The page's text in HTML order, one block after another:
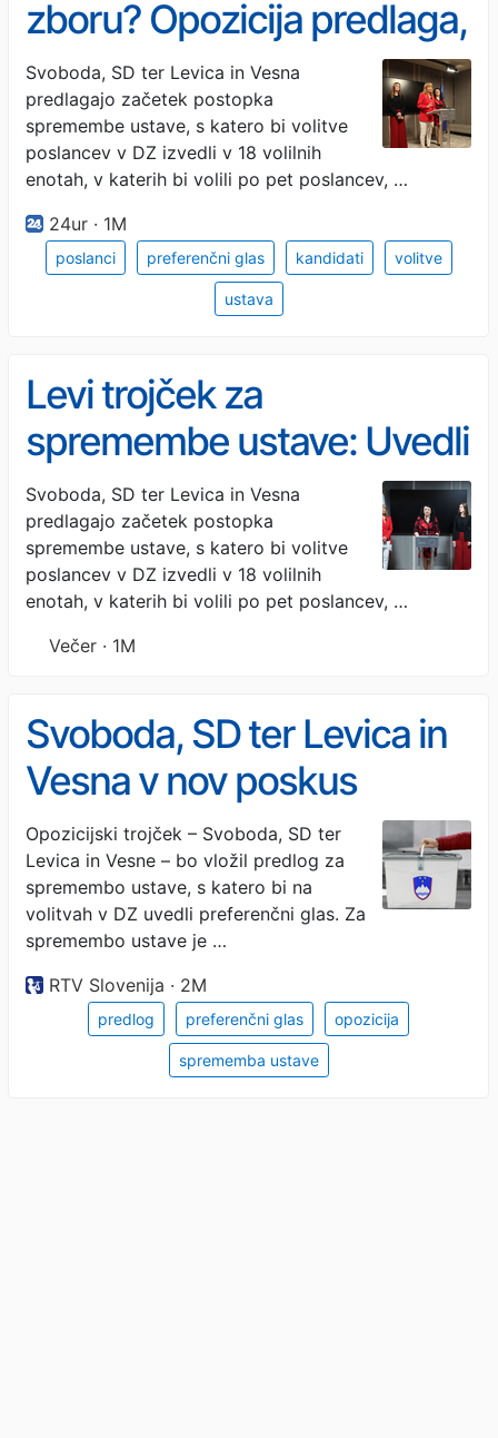
zboru? Opozicija predlaga,
da o tem odločajo volivci
Svoboda, SD ter Levica in Vesna
predlagajo začetek postopka
spremembe ustave, s katero bi volitve
poslancev v DZ izvedli v 18 volilnih
enotah, v katerih bi volili po pet poslancev, …
24ur · 1M
poslanci preferenčni glas kandidati volitve
ustava
Levi trojček za
spremembe ustave: Uvedli
bi preferenčni glas in
povečali število volilnih
enot
Svoboda, SD ter Levica in Vesna
predlagajo začetek postopka
spremembe ustave, s katero bi volitve
poslancev v DZ izvedli v 18 volilnih
enotah, v katerih bi volili po pet poslancev, …
Večer · 1M
Svoboda, SD ter Levica in
Vesna v nov poskus
uvedbe preferenčnega
glasu na volitvah v DZ
Opozicijski trojček – Svoboda, SD ter
Levica in Vesne – bo vložil predlog za
spremembo ustave, s katero bi na
volitvah v DZ uvedli preferenčni glas. Za
spremembo ustave je …
RTV Slovenija · 2M
predlog preferenčni glas opozicija
sprememba ustave